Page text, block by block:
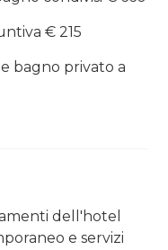
€ 215
bagno privato a
dell'hotel
e servizi